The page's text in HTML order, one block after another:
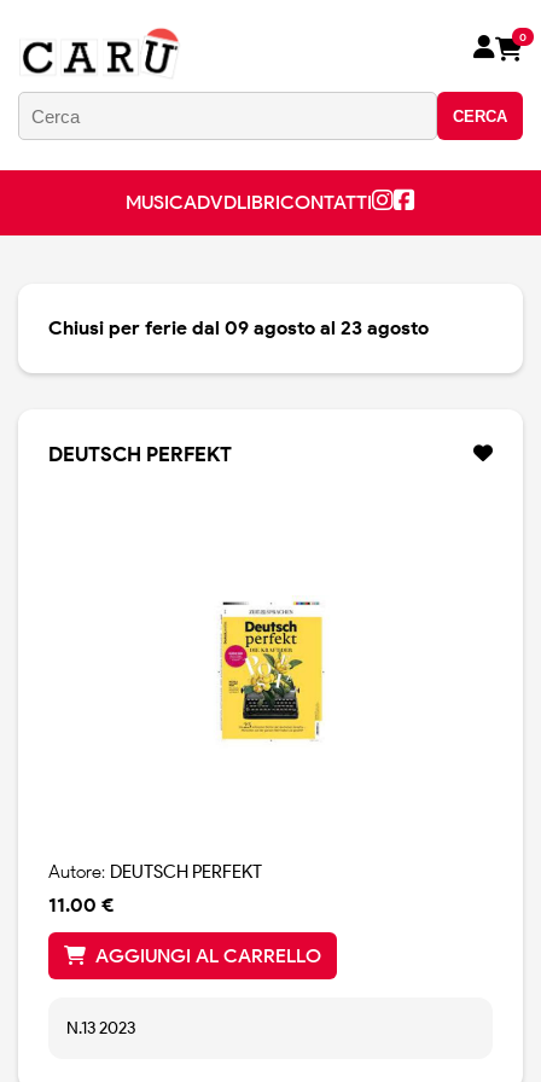
CERCA
0
MUSICADVDLIBRICONTATTI
Chiusi per ferie dal 09 agosto al 23 agosto
DEUTSCH PERFEKT
Autore: DEUTSCH PERFEKT
11.00 €
AGGIUNGI AL CARRELLO
N.13 2023